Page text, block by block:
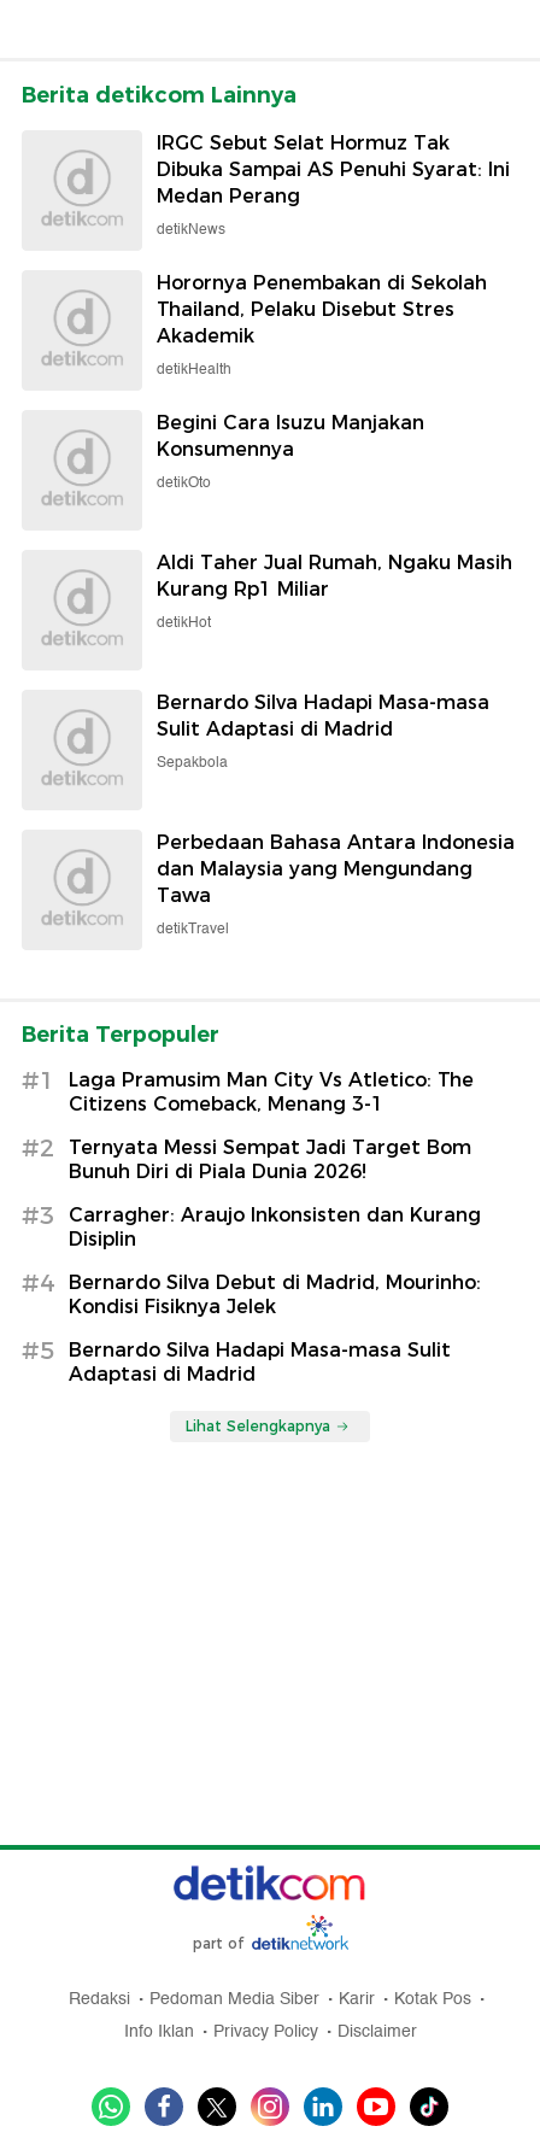
Berita detikcom Lainnya
IRGC Sebut Selat Hormuz Tak
Dibuka Sampai AS Penuhi Syarat: Ini
Medan Perang
detikNews
Horornya Penembakan di Sekolah
Thailand, Pelaku Disebut Stres
Akademik
detikHealth
Begini Cara Isuzu Manjakan
Konsumennya
detikOto
Aldi Taher Jual Rumah, Ngaku Masih
Kurang Rp1 Miliar
detikHot
Bernardo Silva Hadapi Masa-masa
Sulit Adaptasi di Madrid
Sepakbola
Perbedaan Bahasa Antara Indonesia
dan Malaysia yang Mengundang
Tawa
detikTravel
Berita Terpopuler
#1
Laga Pramusim Man City Vs Atletico: The
Citizens Comeback, Menang 3-1
#2
Ternyata Messi Sempat Jadi Target Bom
Bunuh Diri di Piala Dunia 2026!
#3
Carragher: Araujo Inkonsisten dan Kurang
Disiplin
#4
Bernardo Silva Debut di Madrid, Mourinho:
Kondisi Fisiknya Jelek
#5
Bernardo Silva Hadapi Masa-masa Sulit
Adaptasi di Madrid
Lihat Selengkapnya
part of
Redaksi Pedoman Media Siber Karir
Kotak Pos
Info Iklan
Privacy Policy Disclaimer